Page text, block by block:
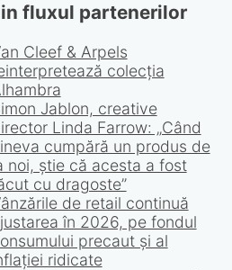
fluxul partenerilor
Cleef & Arpels
colecția